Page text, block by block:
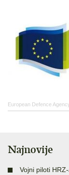
European Defence
Najnovije
Vojni piloti